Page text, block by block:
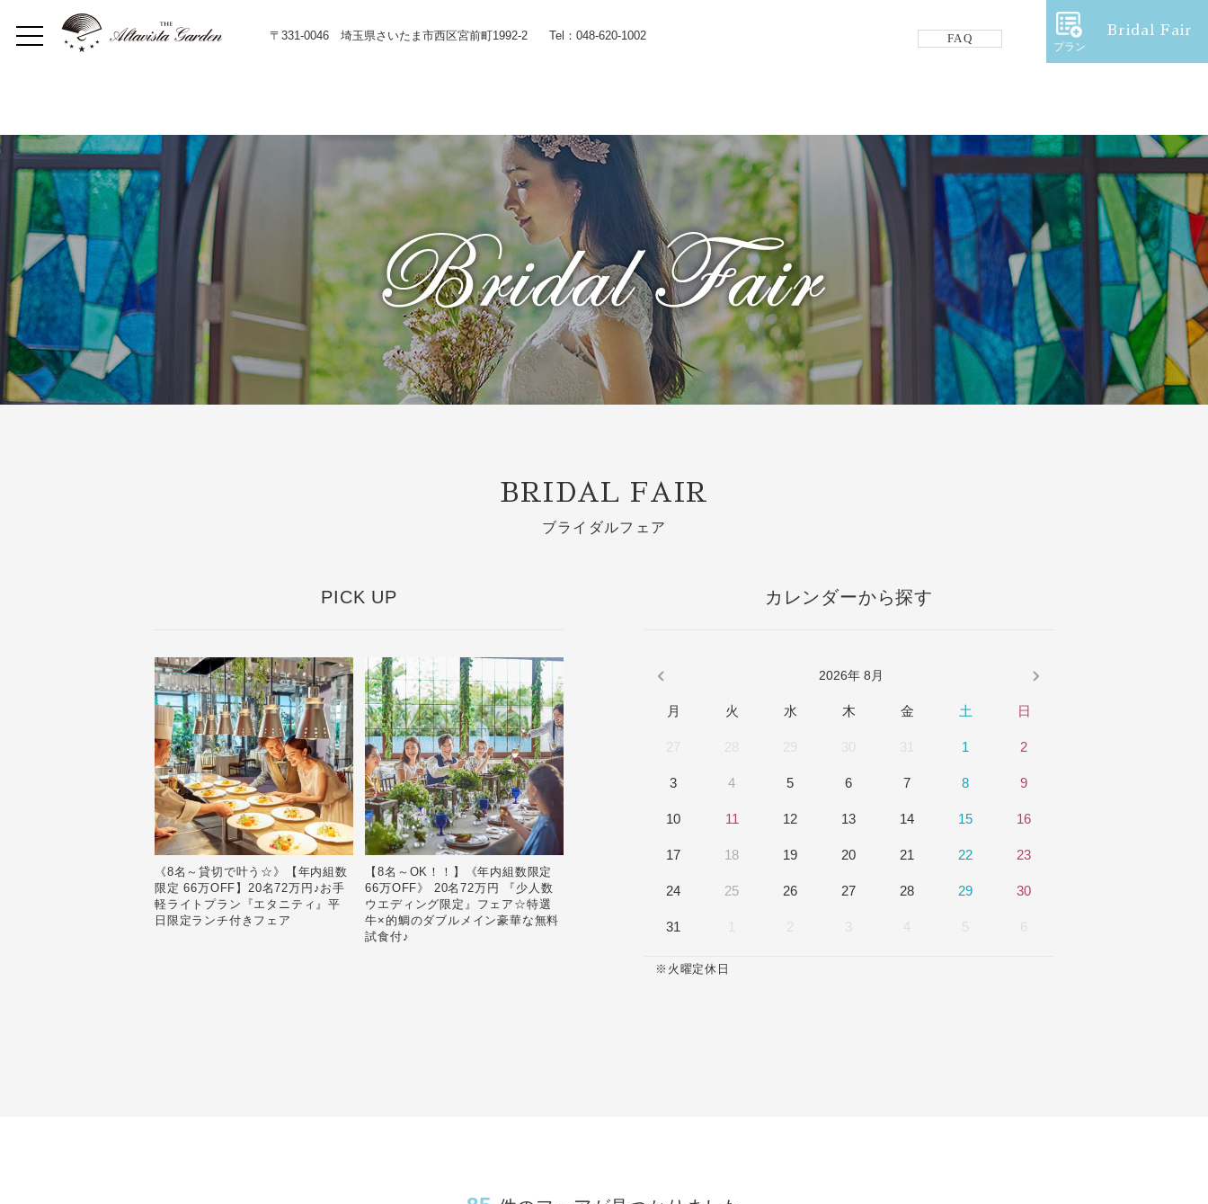
〒331-0046 埼玉県さいたま市西区宮前町1992-2 Tel：048-620-1002 FAQ
プラン
Bridal Fair
Concept
Restaurant
イベント
メニュー
Lunch
Dinner
Bar
Wedding
コンセプト
施設のご紹介
Chapel
Banquet
Food
これから挙式を
Plan
よくある質問
レポート
フロアガイド
ギャラリー
アクセス
紹介キャンペーン
Facebook Wedding Restaurant Youtube
BRIDAL FAIR
ブライダルフェア
PICK UP
《8名～貸切で叶う☆》【年内組数
限定 66万OFF】20名72万円♪お手
軽ライトプラン『エタニティ』平
日限定ランチ付きフェア
【8名～OK！！】《年内組数限定
66万OFF》 20名72万円 『少人数
ウエディング限定』フェア☆特選
牛×的鯛のダブルメイン豪華な無料
試食付♪
カレンダーから探す
2026年 8月
月 火 水 木 金 土 日
1 2
3 4 5 6 7 8 9
10 11 12 13 14 15 16
17 18 19 20 21 22 23
24 25 26 27 28 29 30
31
※火曜定休日